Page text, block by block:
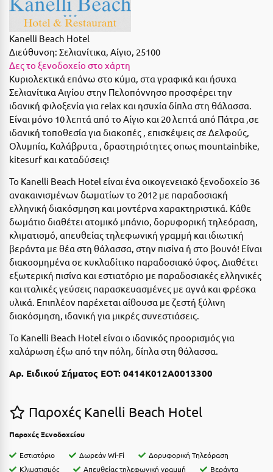
Γ
Γαλαξiδι
Γλυφάδα
Γρεβενά
Γύθειο
Δ
Δελφοί
Διακοπτό
Ε
Ελάτη Αρκαδίας
Ελληνικό Αρκαδίας
Ελούντα Κρήτης
Ερέτρια
Ερμιόνη
Εύβοια
Ευρυτανία
Δες όλα τα πακέτα διακοπών
Kanelli Beach Hotel
Διεύθυνση: Σελιανίτικα, Αίγιο, 25100
Δες το ξενοδοχείο στο χάρτη
Κυριολεκτικά επάνω στο κύμα, στα γραφικά και ήσυχα
Σελιανίτικα Αιγίου στην Πελοπόννησο προσφέρει την
ιδανική φιλοξενία για relax και ησυχία δίπλα στη θάλασσα.
Είναι μόνο 10 λεπτά από το Αίγιο και 20 λεπτά από Πάτρα ,σε
ιδανική τοποθεσία για διακοπές , επισκέψεις σε Δελφούς,
Ολυμπία, Καλάβρυτα , δραστηριότητες οπως mountainbike,
kitesurf και καταδύσεις!
Το Kanelli Beach Hotel είναι ένα οικογενειακό ξενοδοχείο 36
ανακαινισμένων δωματίων το 2012 με παραδοσιακή
ελληνική διακόσμηση και μοντέρνα χαρακτηριστικά. Κάθε
δωμάτιο διαθέτει ατομικό μπάνιο, δορυφορική τηλεόραση,
κλιματισμό, απευθείας τηλεφωνική γραμμή και ιδιωτική
βεράντα με θέα στη θάλασσα, στην πισίνα ή στο βουνό! Είναι
διακοσμημένα σε κυκλαδίτικο παραδοσιακό ύφος. Διαθέτει
εξωτερική πισίνα και εστιατόριο με παραδοσιακές ελληνικές
και ιταλικές γεύσεις παρασκευασμένες με αγνά και φρέσκα
υλικά. Επιπλέον παρέχεται αίθουσα με ζεστή ξύλινη
διακόσμηση, ιδανική για μικρές συνεστιάσεις.
Το Kanelli Beach Hotel είναι ο ιδανικός προορισμός για
χαλάρωση έξω από την πόλη, δίπλα στη θάλασσα.
Αρ. Ειδικού Σήματος ΕΟΤ: 0414Κ012Α0013300
Παροχές Kanelli Beach Hotel
Παροχές Ξενοδοχείου
Εστιατόριο Δωρεάν Wi-Fi
Δορυφορική Τηλεόραση
Κλιματισμός
Απευθείας τηλεφωνική γραμμή Βεράντα